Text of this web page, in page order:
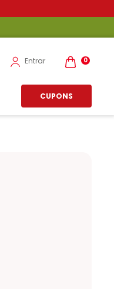
Entrar 0
CUPONS